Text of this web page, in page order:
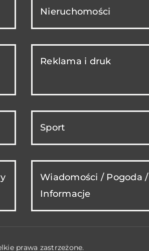
Nieruchomości
Reklama i druk
Sport
Wiadomości / Pogoda /
Informacje
prawa zastrzeżone.